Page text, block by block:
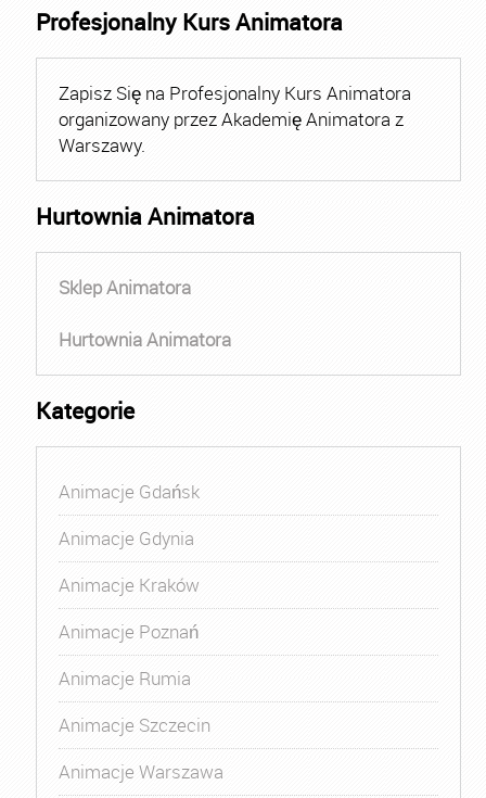
Profesjonalny Kurs Animatora
Zapisz Się na Profesjonalny Kurs Animatora
organizowany przez Akademię Animatora z
Warszawy.
Hurtownia Animatora
Sklep Animatora
Hurtownia Animatora
Kategorie
Animacje Gdańsk
Animacje Gdynia
Animacje Kraków
Animacje Poznań
Animacje Rumia
Animacje Szczecin
Animacje Warszawa